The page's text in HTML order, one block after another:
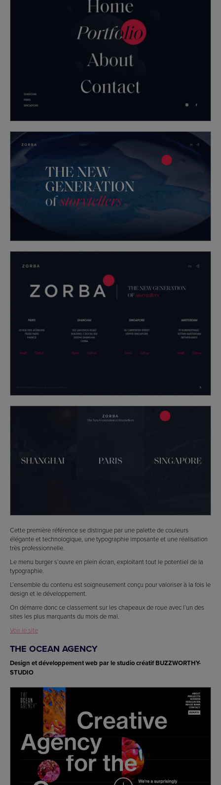
Cette première référence se distingue par une palette de couleurs
élégante et technologique, une typographie imposante et une réalisation
très professionnelle.
Le menu burger s’ouvre en plein écran, exploitant tout le potentiel de la
typographie.
L’ensemble du contenu est soigneusement conçu pour valoriser à la fois le
design et le développement.
On démarre donc ce classement sur les chapeaux de roue avec l’un des
sites les plus marquants du mois de mai.
Voir le site
THE OCEAN AGENCY
Design et développement web par le studio créatif BUZZWORTHY-
STUDIO